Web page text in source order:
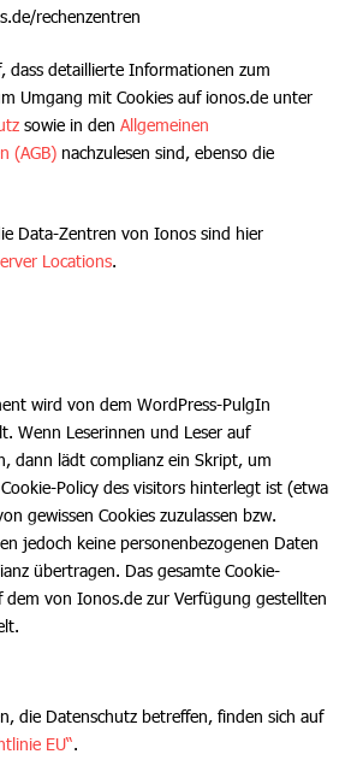
rechenzentren
dass detaillierte Informationen zum
Umgang mit Cookies auf ionos.de unter
sowie in den Allgemeinen
(AGB) nachzulesen sind, ebenso die
Data-Zentren von Ionos sind hier
Locations.
wird von dem WordPress-PulgIn
Wenn Leserinnen und Leser auf
dann lädt complianz ein Skript, um
Policy des visitors hinterlegt ist (etwa
gewissen Cookies zuzulassen bzw.
jedoch keine personenbezogenen Daten
übertragen. Das gesamte Cookie-
dem von Ionos.de zur Verfügung gestellten
die Datenschutz betreffen, finden sich auf
EU“.